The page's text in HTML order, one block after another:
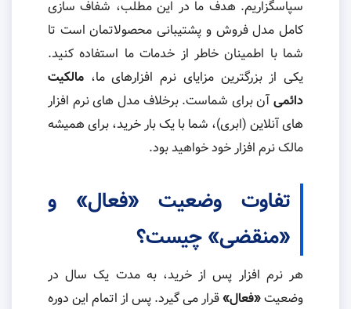
سپاسگزاریم. هدف ما در این مطلب، شفاف سازی
کامل مدل فروش و پشتیبانی محصولاتمان است تا
شما با اطمینان خاطر از خدمات ما استفاده کنید.
یکی از بزرگترین مزایای نرم افزارهای ما، مالکیت
دائمی آن برای شماست. برخلاف مدل های نرم افزار
های آنلاین (ابری)، شما با یک بار خرید، برای همیشه
مالک نرم افزار خود خواهید بود.
تفاوت وضعیت «فعال» و
«منقضی» چیست؟
هر نرم افزار پس از خرید، به مدت یک سال در
وضعیت«فعال»قرار می گیرد. پس از اتمام این دوره